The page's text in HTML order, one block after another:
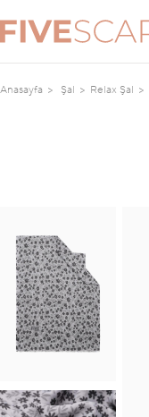
Anasayfa Şal Relax Şal